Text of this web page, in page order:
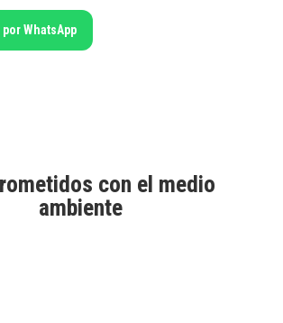
WhatsApp
con el medio
ambiente